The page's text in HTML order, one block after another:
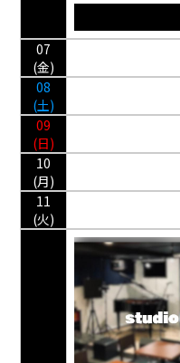
07
(金)
08
(土)
09
(日)
10
(月)
11
(火)